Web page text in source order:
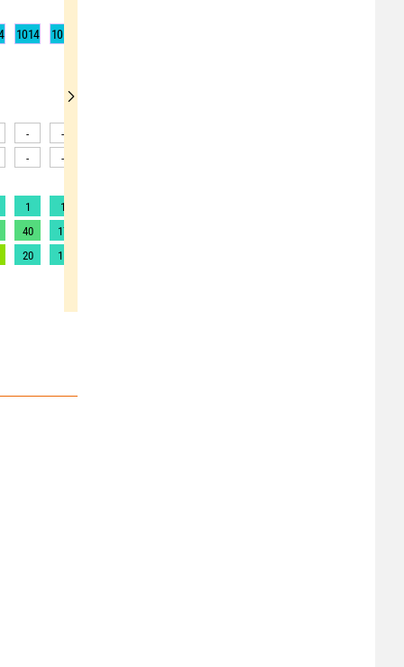
1014 1013
- -
- -
1 1
40 17
20 15